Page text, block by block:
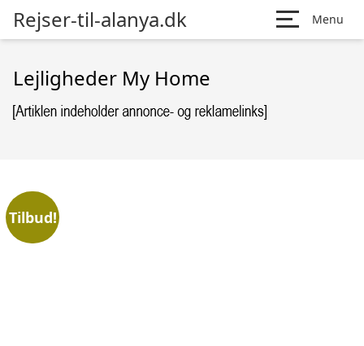
Rejser-til-alanya.dk Menu
Lejligheder My Home
Tilbud!